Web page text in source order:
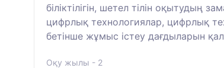
біліктілігін, шетел тілін оқытудың
цифрлық технологиялар, цифрлық
бетінше жұмыс істеу дағдыларын
Оқу жылы - 2